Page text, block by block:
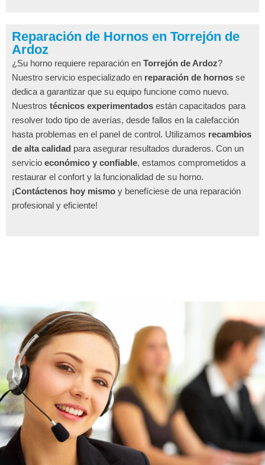
Reparación de Hornos en Torrejón de
Ardoz
¿Su horno requiere reparación en Torrejón de Ardoz?
Nuestro servicio especializado en reparación de hornos se
dedica a garantizar que su equipo funcione como nuevo.
Nuestros técnicos experimentados están capacitados para
resolver todo tipo de averías, desde fallos en la calefacción
hasta problemas en el panel de control. Utilizamos recambios
de alta calidad para asegurar resultados duraderos. Con un
servicio económico y confiable, estamos comprometidos a
restaurar el confort y la funcionalidad de su horno.
¡Contáctenos hoy mismo y benefíciese de una reparación
profesional y eficiente!